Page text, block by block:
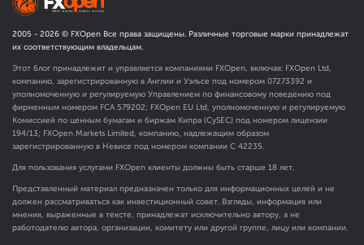
2005 - 2026 © FXOpen Все права защищены. Различные торговые марки принадлежат
их соответствующим владельцам.
Этот блог принадлежит и управляется компаниями FXOpen, включая: FXOpen Ltd,
компанию, зарегистрированную в Англии и Уэльсе под номером 07273392 и
уполномоченную и регулируемую Управлением по финансовому поведению под
фирменным номером FCA 579202; FXOpen EU Ltd, уполномоченную и регулируемую
Комиссией по ценным бумагам и биржам Кипра (CySEC) под номером лицензии
194/13; FXOpen Markets Limited, компанию, надлежащим образом
зарегистрированную в Невисе под номером компании C 42235.
Для пользования услугами FXOpen клиенты должны быть старше 18 лет.
Представленный материал предназначен только для информационных целей и не
должен рассматриваться как инвестиционный совет. Взгляды, информация или
мнения, выраженные в тексте, принадлежат исключительно автору, а не
работодателю автора, организации, комитету или другой группе, лицу или компании.